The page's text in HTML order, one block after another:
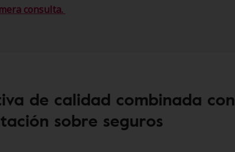
consulta.
de calidad combinada con
sobre seguros